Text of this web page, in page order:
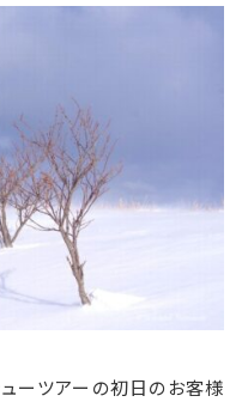
ーツアーの初日のお客様